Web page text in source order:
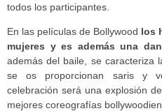
todos los participantes.
En las películas de Bollywood los
mujeres y es además una
además del baile, se caracteriza
se os proporcionan saris y
celebración será una explosión
mejores coreografías